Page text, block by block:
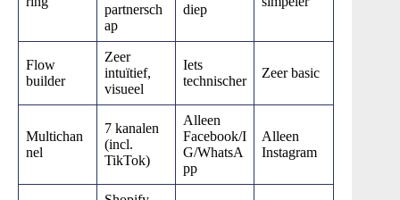
partnersch
ap
diep
Flow
builder
Zeer
intuïtief,
visueel
Iets
technischer
Zeer basic
Multichan
nel
7 kanalen
(incl.
TikTok)
Alleen
Facebook/I
G/WhatsA
pp
Alleen
Instagram